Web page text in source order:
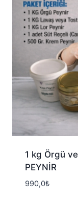
1 kg Örgü
PEYNİR
990,0₺